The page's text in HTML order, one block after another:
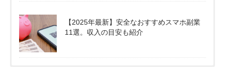
【2025年最新】安全なおすすめスマホ副業
11選。収入の目安も紹介